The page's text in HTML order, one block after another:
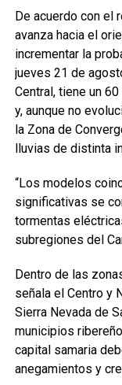
De acuerdo con el
avanza hacia el
incrementar la
jueves 21 de
Central, tiene un
y, aunque no
la Zona de
lluvias de distinta
“Los modelos
significativas se
tormentas
subregiones del
Dentro de las
señala el Centro y
Sierra Nevada de
municipios
capital samaria
anegamientos y